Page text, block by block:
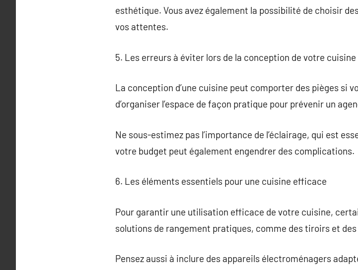
esthétique. Vous avez également la possibilité de choisir
vos attentes.
5. Les erreurs à éviter lors de la conception de votre cuisine
La conception d’une cuisine peut comporter des pièges si
d’organiser l’espace de façon pratique pour prévenir un
Ne sous-estimez pas l’importance de l’éclairage, qui est
votre budget peut également engendrer des complications.
6. Les éléments essentiels pour une cuisine efficace
Pour garantir une utilisation efficace de votre cuisine,
solutions de rangement pratiques, comme des tiroirs et
Pensez aussi à inclure des appareils électroménagers